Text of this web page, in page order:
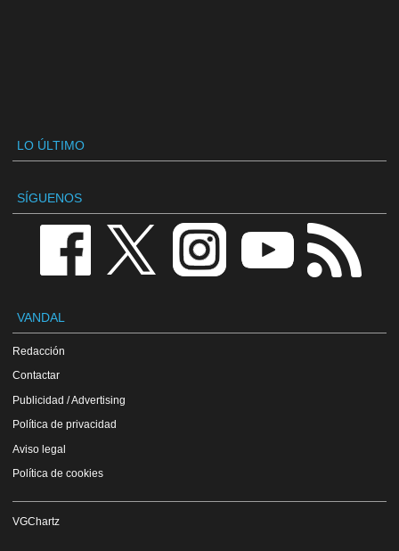
LO ÚLTIMO
SÍGUENOS
VANDAL
Redacción
Contactar
Publicidad / Advertising
Política de privacidad
Aviso legal
Política de cookies
VGChartz